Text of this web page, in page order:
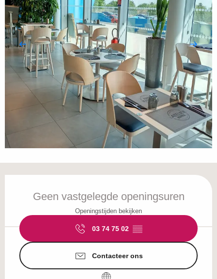
Geen vastgelegde openingsuren
Openingstijden bekijken
03 74 75 02 ▒▒
Contacteer ons